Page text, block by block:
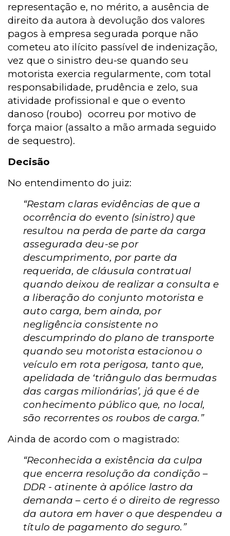
representação e, no mérito, a ausência de
direito da autora à devolução dos valores
pagos à empresa segurada porque não
cometeu ato ilícito passível de indenização,
vez que o sinistro deu-se quando seu
motorista exercia regularmente, com total
responsabilidade, prudência e zelo, sua
atividade profissional e que o evento
danoso (roubo) ocorreu por motivo de
força maior (assalto a mão armada seguido
de sequestro).
Decisão
No entendimento do juiz:
“Restam claras evidências de que a
ocorrência do evento (sinistro) que
resultou na perda de parte da carga
assegurada deu-se por
descumprimento, por parte da
requerida, de cláusula contratual
quando deixou de realizar a consulta e
a liberação do conjunto motorista e
auto carga, bem ainda, por
negligência consistente no
descumprindo do plano de transporte
quando seu motorista estacionou o
veículo em rota perigosa, tanto que,
apelidada de ‘triângulo das bermudas
das cargas milionárias’, já que é de
conhecimento público que, no local,
são recorrentes os roubos de carga.”
Ainda de acordo com o magistrado:
“Reconhecida a existência da culpa
que encerra resolução da condição –
DDR - atinente à apólice lastro da
demanda – certo é o direito de regresso
da autora em haver o que despendeu a
título de pagamento do seguro.”